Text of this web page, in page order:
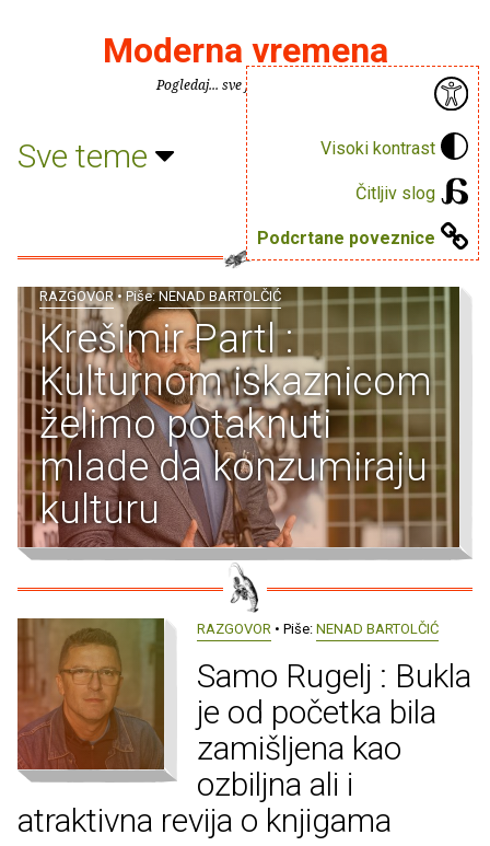
Visoki kontrast
Čitljiv slog
Podcrtane poveznice
Moderna vremena
Pogledaj... sve je puno knjiga.
Sve teme
RAZGOVOR• Piše:NENAD BARTOLČIĆ
Krešimir Partl :
Kulturnom iskaznicom
želimo potaknuti
mlade da konzumiraju
kulturu
RAZGOVOR• Piše: NENAD BARTOLČIĆ
Samo Rugelj : Bukla
je od početka bila
zamišljena kao
ozbiljna ali i
atraktivna revija o knjigama